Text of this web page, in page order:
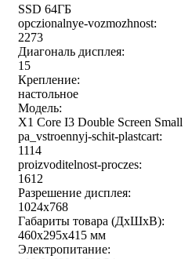
SSD 64ГБ
opczionalnye-vozmozhnost:
2273
Диагональ дисплея:
15
Крепление:
настольное
Модель:
X1 Core I3 Double Screen Small
pa_vstroennyj-schit-plastcart:
1114
proizvoditelnost-proczes:
1612
Разрешение дисплея:
1024x768
Габариты товара (ДxШxВ):
460x295x415 мм
Электропитание: